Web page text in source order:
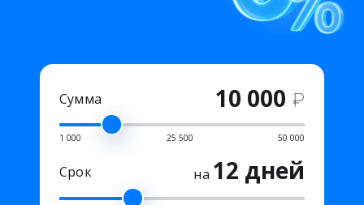
Сумма 10 000 ₽
1 000 25 500 50 000
Срок на 12 дней